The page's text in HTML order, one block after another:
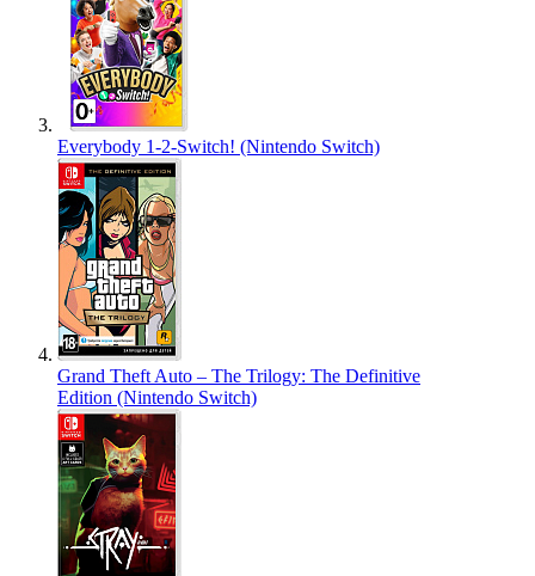
Everybody 1-2-Switch! (Nintendo Switch)
Grand Theft Auto – The Trilogy: The Definitive
Edition (Nintendo Switch)